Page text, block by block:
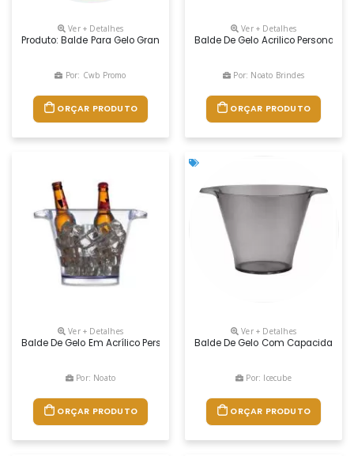
Ver + Detalhes
Produto: Balde Para Gelo Grande Medidas: 21,0 Cm De Altura X 25,0
Por: Cwb Promo
ORÇAR PRODUTO
Ver + Detalhes
Balde De Gelo Acrilico
Por: Noato Brindes
ORÇAR PRODUTO
Ver + Detalhes
Balde De Gelo Em Acrílico Personalizado Para Brindes. Com
Por: Noato
ORÇAR PRODUTO
Ver + Detalhes
Balde De Gelo Com Capacidade
Por: Icecube
ORÇAR PRODUTO